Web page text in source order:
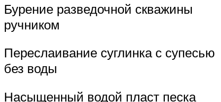
Бурение разведочной скважины
ручником
Переслаивание суглинка с супесью
без воды
Насыщенный водой пласт песка